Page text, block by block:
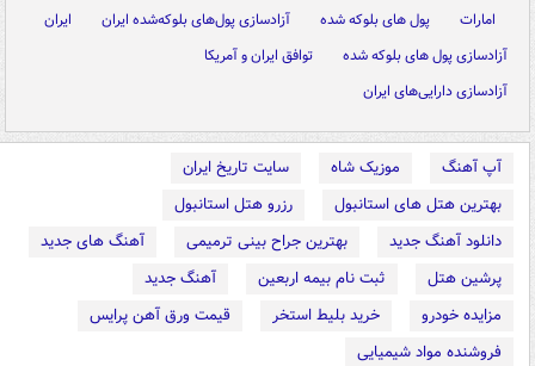
امارات پول های بلوکه شده آزادسازی پول‌های بلوکه‌شده ایران
ایران
آزادسازی پول های بلوکه شده
توافق ایران و آمریکا
آزادسازی دارایی‌های ایران
آپ آهنگ موزیک شاه
سایت تاریخ ایران
بهترین هتل های استانبول
رزرو هتل استانبول
دانلود آهنگ جدید
بهترین جراح بینی ترمیمی
آهنگ های جدید
پرشین هتل
ثبت نام بیمه اربعین
آهنگ جدید
مزایده خودرو
خرید بلیط استخر
قیمت ورق آهن پرایس
فروشنده مواد شیمیایی